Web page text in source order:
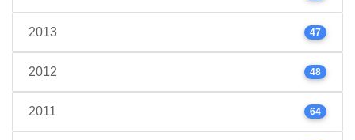
2013 47
2012 48
2011 64